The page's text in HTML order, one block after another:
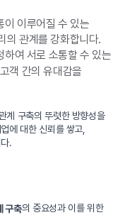
이루어질 수 있는
의 관계를 강화합니다.
여 서로 소통할 수 있는
객 간의 유대감을
계 구축의 뚜렷한 방향성을
에 대한 신뢰를 쌓고,
.
구축의 중요성과 이를 위한